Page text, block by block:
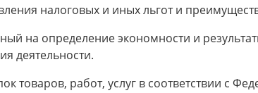
налоговых и иных льгот и
на определение экономности и
деятельности.
товаров, работ, услуг в соответствии с